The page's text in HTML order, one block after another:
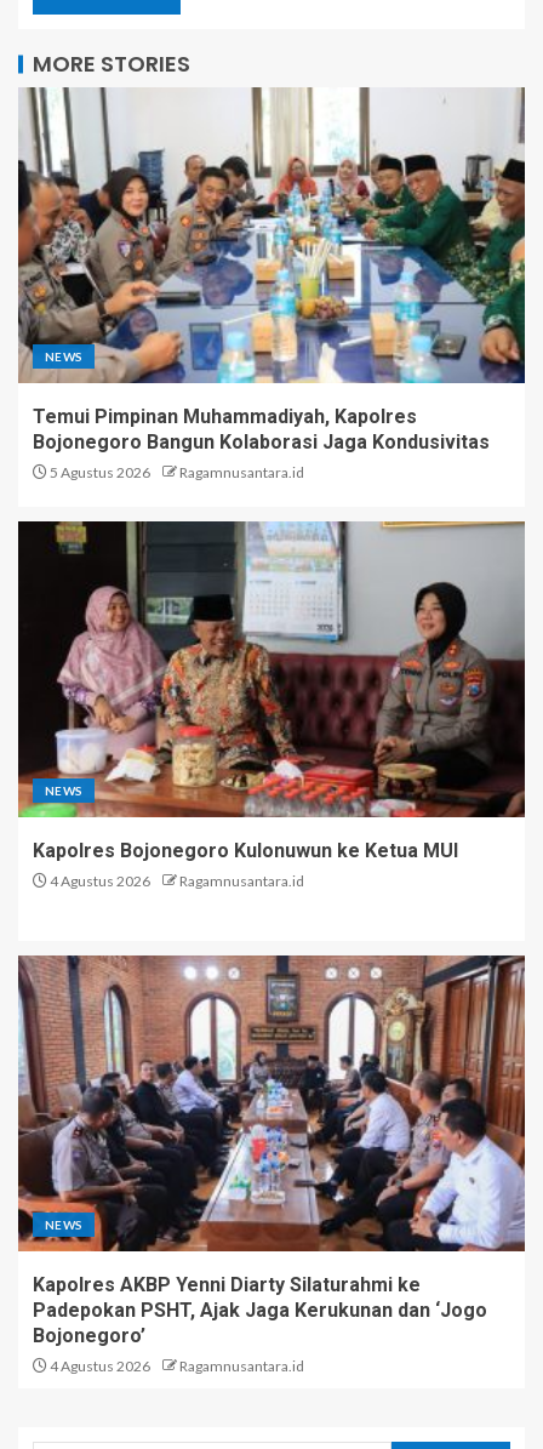
MORE STORIES
NEWS
Temui Pimpinan Muhammadiyah, Kapolres
Bojonegoro Bangun Kolaborasi Jaga Kondusivitas
5 Agustus 2026 Ragamnusantara.id
NEWS
Kapolres Bojonegoro Kulonuwun ke Ketua MUI
4 Agustus 2026 Ragamnusantara.id
NEWS
Kapolres AKBP Yenni Diarty Silaturahmi ke
Padepokan PSHT, Ajak Jaga Kerukunan dan ‘Jogo
Bojonegoro’
4 Agustus 2026 Ragamnusantara.id